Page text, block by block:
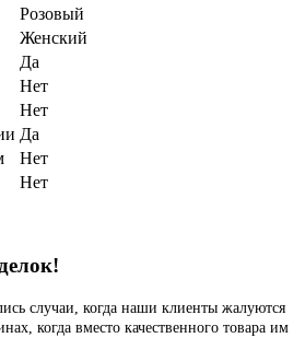
Розовый
Женский
Да
Нет
Нет
Да
Нет
Нет
случаи, когда наши клиенты жалуются
когда вместо качественного товара им